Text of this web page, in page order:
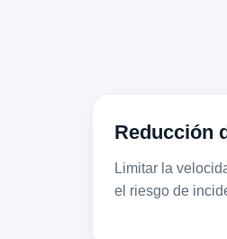
Reducción
Limitar la
el riesgo de